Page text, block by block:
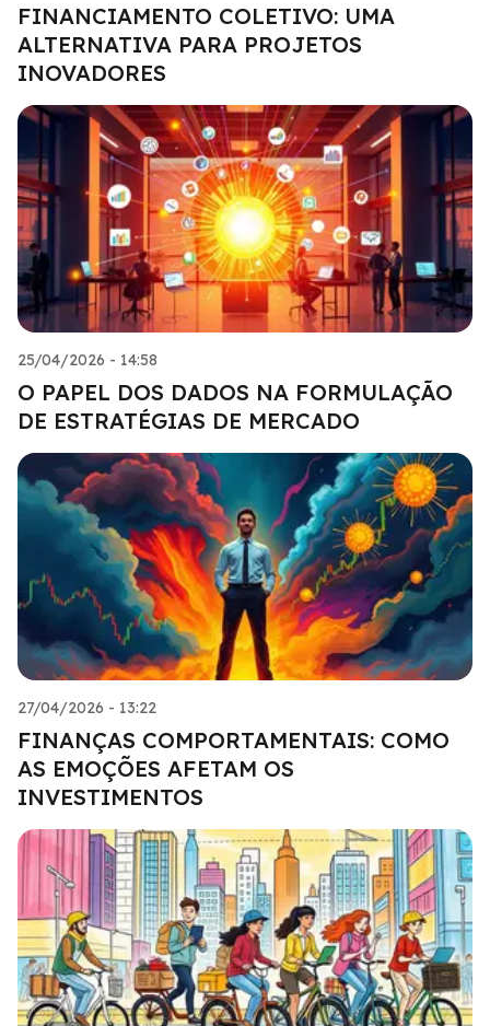
FINANCIAMENTO COLETIVO: UMA
ALTERNATIVA PARA PROJETOS
INOVADORES
25/04/2026 - 14:58
O PAPEL DOS DADOS NA FORMULAÇÃO
DE ESTRATÉGIAS DE MERCADO
27/04/2026 - 13:22
FINANÇAS COMPORTAMENTAIS: COMO
AS EMOÇÕES AFETAM OS
INVESTIMENTOS